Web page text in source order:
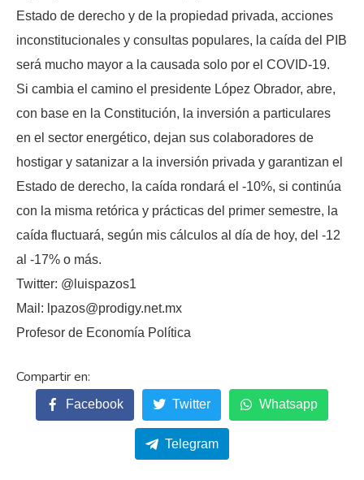
Estado de derecho y de la propiedad privada, acciones
inconstitucionales y consultas populares, la caída del PIB
será mucho mayor a la causada solo por el COVID-19.
Si cambia el camino el presidente López Obrador, abre,
con base en la Constitución, la inversión a particulares
en el sector energético, dejan sus colaboradores de
hostigar y satanizar a la inversión privada y garantizan el
Estado de derecho, la caída rondará el -10%, si continúa
con la misma retórica y prácticas del primer semestre, la
caída fluctuará, según mis cálculos al día de hoy, del -12
al -17% o más.
Twitter: @luispazos1
Mail: lpazos@prodigy.net.mx
Profesor de Economía Política
Facebook Twitter Whatsapp
Telegram